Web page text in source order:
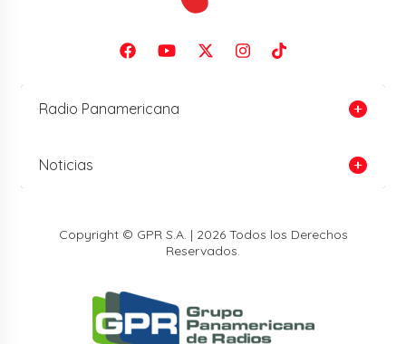
Radio Panamericana
Noticias
Copyright © GPR S.A. | 2026 Todos los Derechos
Reservados.